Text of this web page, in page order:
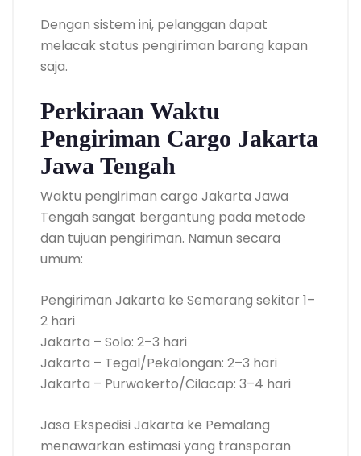
Dengan sistem ini, pelanggan dapat
melacak status pengiriman barang kapan
saja.
Perkiraan Waktu
Pengiriman Cargo Jakarta
Jawa Tengah
Waktu pengiriman cargo Jakarta Jawa
Tengah sangat bergantung pada metode
dan tujuan pengiriman. Namun secara
umum:
Pengiriman Jakarta ke Semarang sekitar 1–
2 hari
Jakarta – Solo: 2–3 hari
Jakarta – Tegal/Pekalongan: 2–3 hari
Jakarta – Purwokerto/Cilacap: 3–4 hari
Jasa Ekspedisi Jakarta ke Pemalang
menawarkan estimasi yang transparan